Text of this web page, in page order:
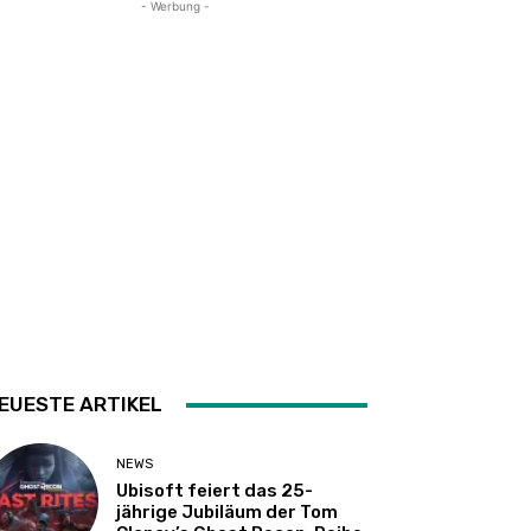
- Werbung -
ARTIKEL
NEWS
Ubisoft feiert das 25-
jährige Jubiläum der Tom